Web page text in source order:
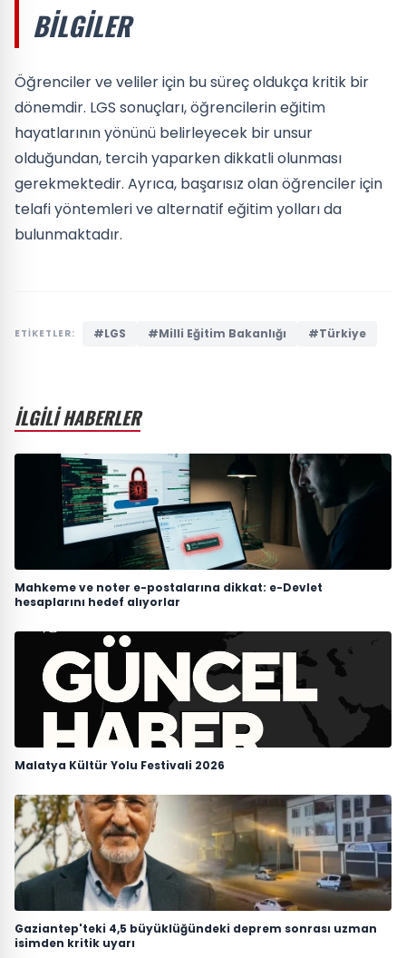
BILGILER
Öğrenciler ve veliler için bu süreç oldukça kritik bir
dönemdir. LGS sonuçları, öğrencilerin eğitim
hayatlarının yönünü belirleyecek bir unsur
olduğundan, tercih yaparken dikkatli olunması
gerekmektedir. Ayrıca, başarısız olan öğrenciler için
telafi yöntemleri ve alternatif eğitim yolları da
bulunmaktadır.
ETİKETLER: #LGS #Milli Eğitim Bakanlığı #Türkiye
İLGİLİ HABERLER
Mahkeme ve noter e-postalarına dikkat: e-Devlet
hesaplarını hedef alıyorlar
Malatya Kültür Yolu Festivali 2026
Gaziantep'teki 4,5 büyüklüğündeki deprem sonrası uzman
isimden kritik uyarı